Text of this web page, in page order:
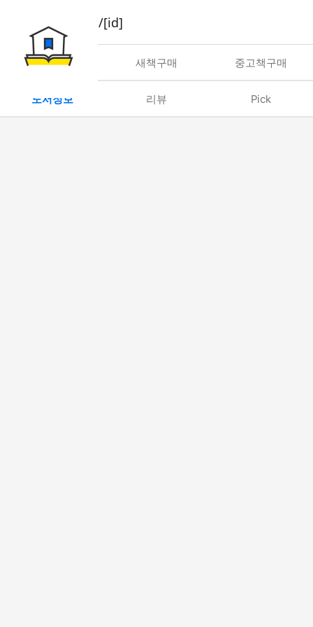
book/rent/[id]
대여 새책구매 중고책구매
도서정보 리뷰 Pick